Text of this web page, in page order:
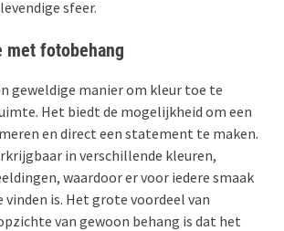
sfeer.
met fotobehang
geweldige manier om kleur toe te
Het biedt de mogelijkheid om een
en direct een statement te maken.
in verschillende kleuren,
waardoor er voor iedere smaak
is. Het grote voordeel van
van gewoon behang is dat het